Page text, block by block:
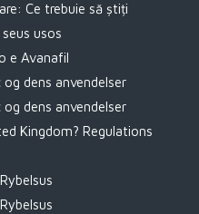
Ce trebuie să știți
usos
e Avanafil
dens anvendelser
dens anvendelser
Kingdom? Regulations